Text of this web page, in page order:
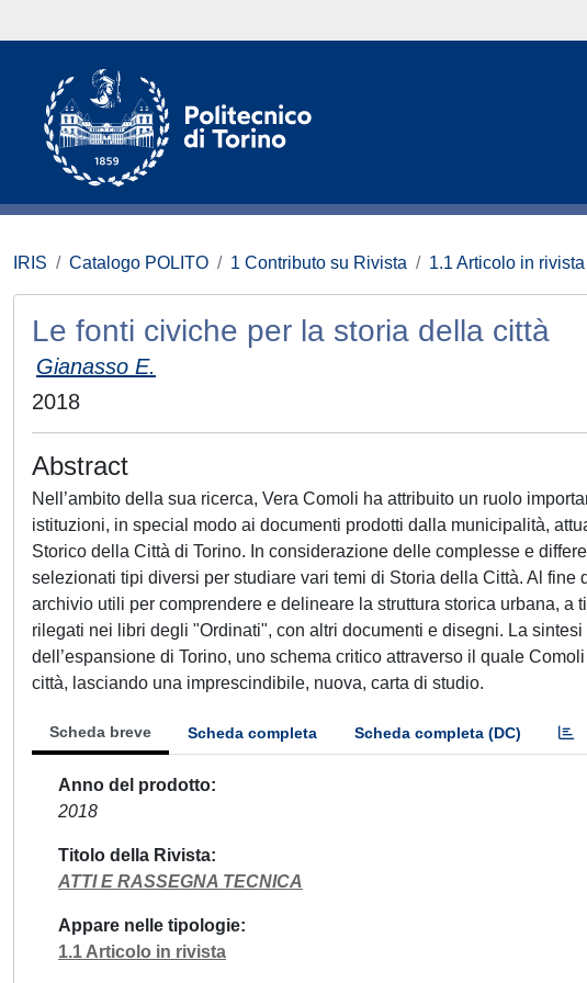
IRIS Catalogo POLITO 1 Contributo su Rivista 1.1 Articolo in rivista
Le fonti civiche per la storia della città
Gianasso E.
2018
Abstract
Nell’ambito della sua ricerca, Vera Comoli ha attribuito un ruolo
istituzioni, in special modo ai documenti prodotti dalla municipalità,
Storico della Città di Torino. In considerazione delle complesse e
selezionati tipi diversi per studiare vari temi di Storia della Città. Al
archivio utili per comprendere e delineare la struttura storica urbana,
rilegati nei libri degli "Ordinati", con altri documenti e disegni. La
dell’espansione di Torino, uno schema critico attraverso il quale
città, lasciando una imprescindibile, nuova, carta di studio.
Scheda breve Scheda completa Scheda completa (DC)
Anno del prodotto
2018
Titolo della Rivista
ATTI E RASSEGNA TECNICA
Appare nelle tipologie
1.1 Articolo in rivista